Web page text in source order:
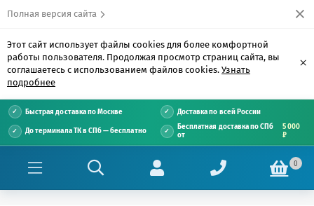
Полная версия сайта
Этот сайт использует файлы cookies для более комфортной
работы пользователя. Продолжая просмотр страниц сайта, вы
соглашаетесь с использованием файлов cookies. Узнать
подробнее
×
Быстрая доставка по Москве Доставка по всей России
До терминала ТК в СПб — бесплатно
Бесплатная доставка по СПб
от
5 000
₽
0